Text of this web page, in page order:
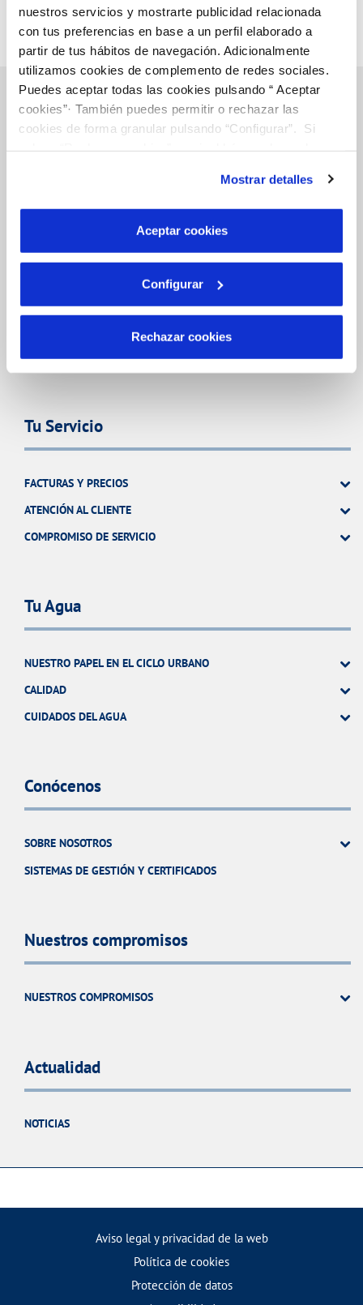
nuestros servicios y mostrarte publicidad relacionada
con tus preferencias en base a un perfil elaborado a
partir de tus hábitos de navegación. Adicionalmente
utilizamos cookies de complemento de redes sociales.
Puedes aceptar todas las cookies pulsando “ Aceptar
cookies”· También puedes permitir o rechazar las
cookies de forma granular pulsando “Configurar”. Si
son indispensables para que el sitio web funcione y que
por tanto no se pueden desactivar. Puedes consultar
más información en nuestraPolítica de Cookies
Mostrar detalles
Aceptar cookies
Configurar
Rechazar cookies
Gestiones Online
MODIFICACIÓN DE DATOS
TODAS LAS GESTIONES
OTRAS GESTIONES
Tu Servicio
FACTURAS Y PRECIOS
ATENCIÓN AL CLIENTE
COMPROMISO DE SERVICIO
Tu Agua
NUESTRO PAPEL EN EL CICLO URBANO
CALIDAD
CUIDADOS DEL AGUA
Conócenos
SOBRE NOSOTROS
SISTEMAS DE GESTIÓN Y CERTIFICADOS
Nuestros compromisos
NUESTROS COMPROMISOS
Actualidad
NOTICIAS
Aviso legal y privacidad de la web
Política de cookies
Protección de datos